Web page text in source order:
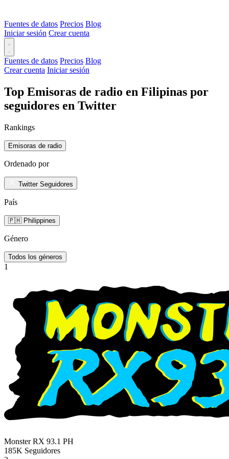
Fuentes de datos Precios Blog
Iniciar sesión Crear cuenta
Fuentes de datos Precios Blog
Crear cuenta Iniciar sesión
Top Emisoras de radio en Filipinas por
seguidores en Twitter
Rankings
Emisoras de radio
Ordenado por
Twitter Seguidores
País
🇵🇭 Philippines
Género
Todos los géneros
1
Monster RX 93.1 PH
185K Seguidores